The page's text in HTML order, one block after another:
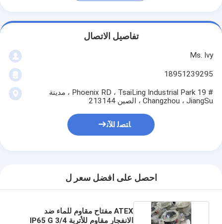
تفاصيل الاتصال
Ms. Ivy
18951239295
# 19 Phoenix RD ، TsaiLing Industrial Park ، مدينة
Changzhou ، JiangSu ، الصين 213144
ﺎﺘﺼﻟ ﺍﻶﻧ
احصل على افضل سعر ل
ATEX مفتاح مقاوم للماء ضد
الانفجار مقاوم للأتربة IP65 G 3/4